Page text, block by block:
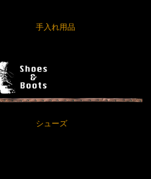
手入れ用品
シューズ